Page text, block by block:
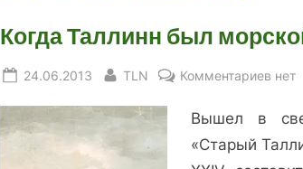
Когда Таллинн был
Posted
24.06.2013 By
TLN Комментариев к
был
нет
Вышел в
«Старый